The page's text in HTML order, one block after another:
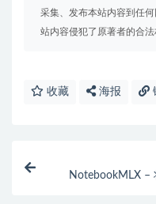
采集、发布本站内容到任
站内容侵犯了原著者的合
收藏 海报
NotebookMLX –